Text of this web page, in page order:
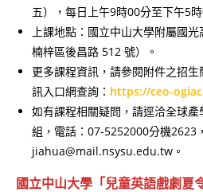
五），每日上午9時00分至下午5時
上課地點：國立中山大學附屬國
楠梓區後昌路 512 號）。
更多課程資訊，請參閱附件之招
訊入口網查詢： https://ceo-
如有課程相關疑問，請逕洽全球
組，電話：07-5252000分機2623
jiahua@mail.nsysu.edu.tw。
國立中山大學「兒童英語戲劇夏